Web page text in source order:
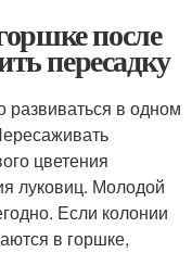
после
пересадку
развиваться в одном
цветения
луковиц. Молодой
Если колонии
в горшке,